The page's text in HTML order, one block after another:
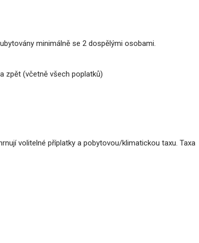
minimálně se 2 dospělými osobami.
zpět (včetně všech poplatků)
volitelné příplatky a pobytovou/klimatickou taxu. Taxa